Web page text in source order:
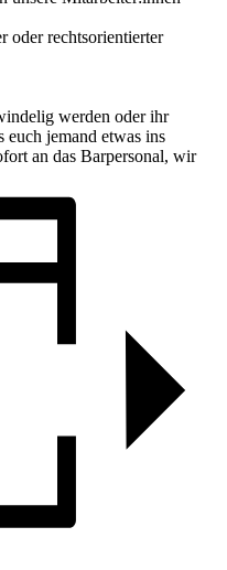
oder rechtsorientierter
werden oder ihr
euch jemand etwas ins
an das Barpersonal, wir